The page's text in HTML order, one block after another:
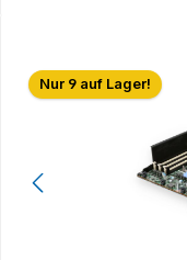
Bildergalerie
Nur 9 auf Lager!